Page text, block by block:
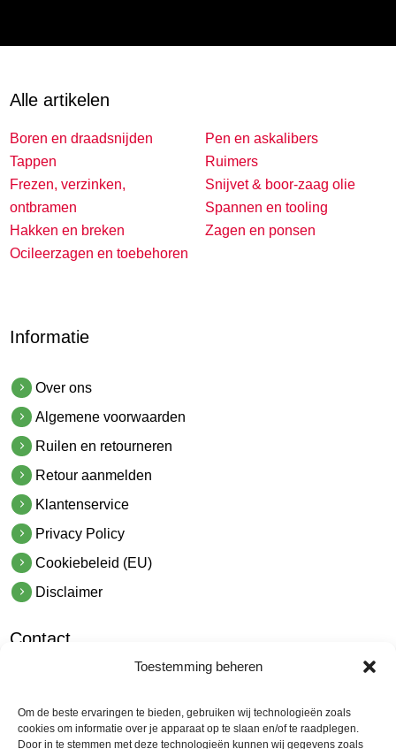
Toestemming beheren
Om de beste ervaringen te bieden, gebruiken wij technologieën zoals
cookies om informatie over je apparaat op te slaan en/of te raadplegen.
Door in te stemmen met deze technologieën kunnen wij gegevens zoals
Alle artikelen
Boren en draadsnijden
Tappen
Frezen, verzinken,
ontbramen
Hakken en breken
Ocileerzagen en toebehoren
Pen en askalibers
Ruimers
Snijvet & boor-zaag olie
Spannen en tooling
Zagen en ponsen
Informatie
Over ons
Algemene voorwaarden
Ruilen en retourneren
Retour aanmelden
Klantenservice
Privacy Policy
Cookiebeleid (EU)
Disclaimer
Contact
t.0228 53 00 40